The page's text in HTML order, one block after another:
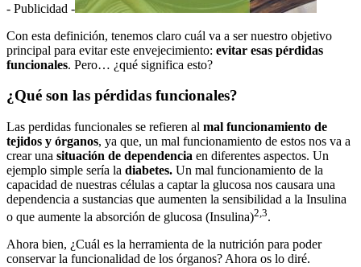
- Publicidad -
Con esta definición, tenemos claro cuál va a ser nuestro objetivo
principal para evitar este envejecimiento: evitar esas pérdidas
funcionales. Pero… ¿qué significa esto?
¿Qué son las pérdidas funcionales?
Las perdidas funcionales se refieren al mal funcionamiento de
tejidos y órganos, ya que, un mal funcionamiento de estos nos va a
crear una situación de dependencia en diferentes aspectos. Un
ejemplo simple sería la diabetes. Un mal funcionamiento de la
capacidad de nuestras células a captar la glucosa nos causara una
dependencia a sustancias que aumenten la sensibilidad a la Insulina
o que aumente la absorción de glucosa (Insulina)2,3.
Ahora bien, ¿Cuál es la herramienta de la nutrición para poder
conservar la funcionalidad de los órganos? Ahora os lo diré.